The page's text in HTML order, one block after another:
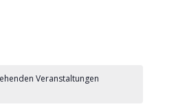
Veranstaltungen